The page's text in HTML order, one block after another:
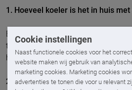
Cookie instellingen
Naast functionele cookies voor het
website maken wij gebruik van
marketing cookies. Marketing cookies
advertenties te tonen die voor u relevant
1. Hoeveel koeler is het in huis met
Bij juist gebruik tot wel 7 graden
tussen zweten op je eigen bank en
het binnen zijn, zelfs op de warmste
2. Blijft mijn uitzicht behouden met